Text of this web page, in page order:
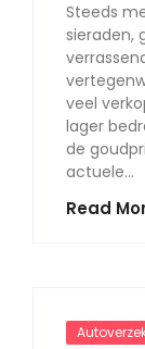
Steeds
sieraden,
veel
lager
de
actuele…
Read